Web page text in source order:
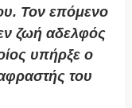
Τον επόμενο
ζωή αδελφός
υπήρξε ο
του